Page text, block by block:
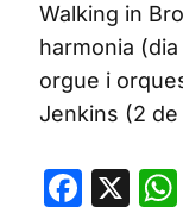
Walking in
harmonia
orgue i
Jenkins (2
X